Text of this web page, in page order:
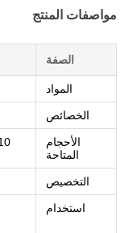
مواصفات المنتج
الصفة
المواد
الخصائص
الأحجام
المتاحة
التخصيص
استخدام